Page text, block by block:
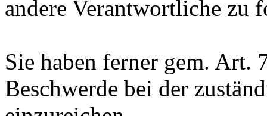
andere Verantwortliche zu
Sie haben ferner gem. Art.
Beschwerde bei der